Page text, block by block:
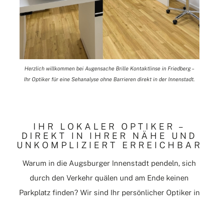
Herzlich willkommen bei Augensache Brille Kontaktlinse in Friedberg –
Ihr Optiker für eine Sehanalyse ohne Barrieren direkt in der Innenstadt.
IHR LOKALER OPTIKER –
DIREKT IN IHRER NÄHE UND
UNKOMPLIZIERT ERREICHBAR
Warum in die Augsburger Innenstadt pendeln, sich
durch den Verkehr quälen und am Ende keinen
Parkplatz finden? Wir sind Ihr persönlicher Optiker in